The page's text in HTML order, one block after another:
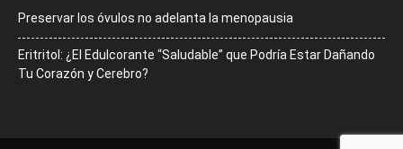
Preservar los óvulos no adelanta la menopausia
Eritritol: ¿El Edulcorante “Saludable” que Podría Estar Dañando
Tu Corazón y Cerebro?